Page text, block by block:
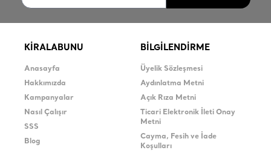
KİRALABUNU
Anasayfa
Hakkımızda
Kampanyalar
Nasıl Çalışır
SSS
Blog
BİLGİLENDİRME
Üyelik Sözleşmesi
Aydınlatma Metni
Açık Rıza Metni
Ticari Elektronik İleti Onay
Metni
Cayma, Fesih ve İade
Koşulları